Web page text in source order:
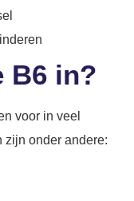
B6 in?
voor in veel
onder andere: